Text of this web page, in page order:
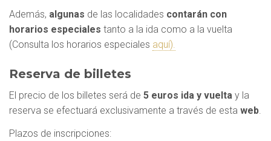
Además, algunas de las localidades contarán con
horarios especiales tanto a la ida como a la vuelta
(Consulta los horarios especiales aquí).
Reserva de billetes
El precio de los billetes será de 5 euros ida y vuelta y la
reserva se efectuará exclusivamente a través de esta web.
Plazos de inscripciones: